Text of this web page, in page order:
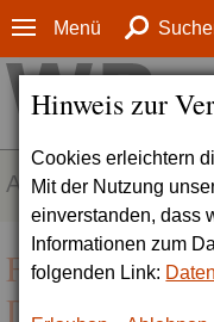
Hinweis zur
Cookies erleichtern
Mit der Nutzung
einverstanden, dass
Informationen zum
folgenden Link:
Menü
AKTUELLES
Forschung zu
Deutschlands